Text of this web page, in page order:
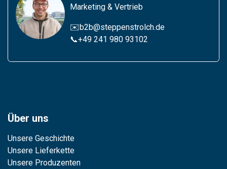
Marketing & Vertrieb
✉️b2b@steppenstrolch.de
📞+49 241 980 93102
Über uns
Unsere Geschichte
Unsere Lieferkette
Unsere Produzenten